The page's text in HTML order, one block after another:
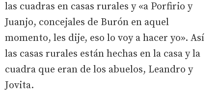
las cuadras en casas rurales y «a Porfirio y
Juanjo, concejales de Burón en aquel
momento, les dije, eso lo voy a hacer yo». Así
las casas rurales están hechas en la casa y la
cuadra que eran de los abuelos, Leandro y
Jovita.